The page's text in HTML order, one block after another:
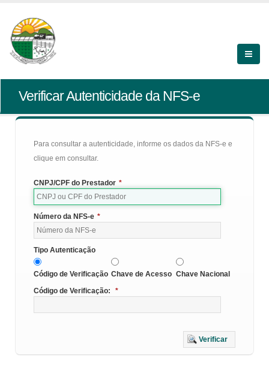
Verificar Autenticidade da NFS-e
Para consultar a autenticidade, informe os dados da NFS-e e
clique em consultar.
CNPJ/CPF do Prestador *
Número da NFS-e *
Tipo Autenticação
Código de Verificação Chave de Acesso Chave Nacional
Código de Verificação:
*
Verificar